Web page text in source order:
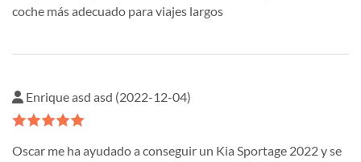
coche más adecuado para viajes largos
Enrique asd asd (2022-12-04)
Oscar me ha ayudado a conseguir un Kia Sportage 2022 y se